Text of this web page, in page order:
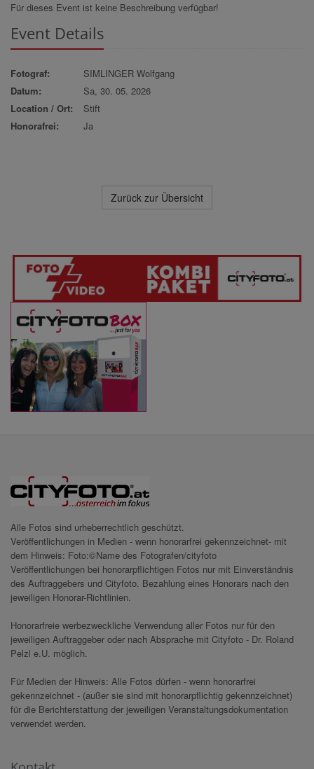
Für dieses Event ist keine Beschreibung verfügbar!
Event Details
Fotograf:
SIMLINGER Wolfgang
Datum:
Sa, 30. 05. 2026
Location / Ort:
Stift
Honorafrei:
Ja
Zurück zur Übersicht
Alle Fotos sind urheberrechtlich geschützt.
Veröffentlichungen in Medien - wenn honorarfrei gekennzeichnet- mit
dem Hinweis: Foto:©Name des Fotografen/cityfoto
Veröffentlichungen bei honorarpflichtigen Fotos nur mit Einverständnis
des Auftraggebers und Cityfoto. Bezahlung eines Honorars nach den
jeweiligen Honorar-Richtlinien.
Honorarfreie werbezweckliche Verwendung aller Fotos nur für den
jeweiligen Auftraggeber oder nach Absprache mit Cityfoto - Dr. Roland
Pelzl e.U. möglich.
Für Medien der Hinweis: Alle Fotos dürfen - wenn honorarfrei
gekennzeichnet - (außer sie sind mit honorarpflichtig gekennzeichnet)
für die Berichterstattung der jeweiligen Veranstaltungsdokumentation
verwendet werden.